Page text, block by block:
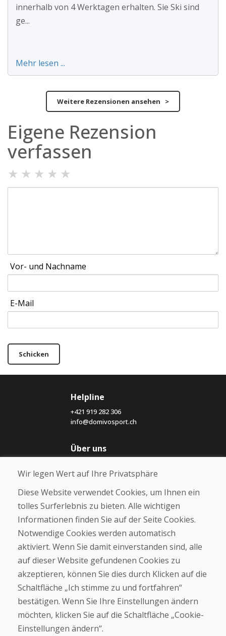
innerhalb von 4 Werktagen erhalten. Sie Ski sind
ge...
Mehr lesen ...
Weitere Rezensionen ansehen >
Eigene Rezension
verfassen
★ ★ ★ ★ ★
Vor- und Nachname
E-Mail
Schicken
Helpline
+421 919 282 306
info@domivosport.ch
Über uns
Über uns
Kontakt
Kaufen
E-Shop
Geschäftsbedingungen
Zahlung
Beschwerde
Rückgabe und Umtausch von Waren
Cookies
Wir legen Wert auf Ihre Privatsphäre
Diese Website verwendet Cookies, um Ihnen ein
tolles Surferlebnis zu bieten. Alle wichtigen
Informationen finden Sie auf der Seite Cookies.
Notwendige Cookies werden automatisch
aktiviert. Wenn Sie damit einverstanden sind, alle
auf dieser Website gefundenen Cookies zu
akzeptieren, können Sie dies durch Klicken auf die
Schaltfläche „Ich stimme zu und fortfahren“
bestätigen. Wenn Sie Ihre Einstellungen ändern
möchten, klicken Sie auf die Schaltfläche „Cookie-
Einstellungen ändern“.